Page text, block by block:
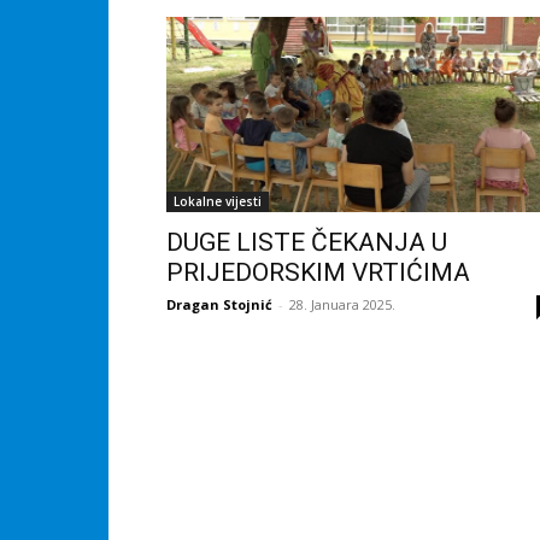
Lokalne vijesti
DUGE LISTE ČEKANJA U
PRIJEDORSKIM VRTIĆIMA
Dragan Stojnić - 28. Januara 2025.